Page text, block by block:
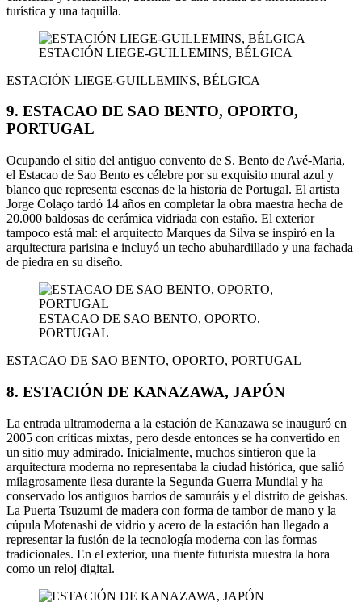
turística y una taquilla.
ESTACIÓN LIEGE-GUILLEMINS, BÉLGICA
ESTACIÓN LIEGE-GUILLEMINS, BÉLGICA
9. ESTACAO DE SAO BENTO, OPORTO,
PORTUGAL
Ocupando el sitio del antiguo convento de S. Bento de Avé-Maria,
el Estacao de Sao Bento es célebre por su exquisito mural azul y
blanco que representa escenas de la historia de Portugal. El artista
Jorge Colaço tardó 14 años en completar la obra maestra hecha de
20.000 baldosas de cerámica vidriada con estaño. El exterior
tampoco está mal: el arquitecto Marques da Silva se inspiró en la
arquitectura parisina e incluyó un techo abuhardillado y una fachada
de piedra en su diseño.
ESTACAO DE SAO BENTO, OPORTO,
PORTUGAL
ESTACAO DE SAO BENTO, OPORTO, PORTUGAL
8. ESTACIÓN DE KANAZAWA, JAPÓN
La entrada ultramoderna a la estación de Kanazawa se inauguró en
2005 con críticas mixtas, pero desde entonces se ha convertido en
un sitio muy admirado. Inicialmente, muchos sintieron que la
arquitectura moderna no representaba la ciudad histórica, que salió
milagrosamente ilesa durante la Segunda Guerra Mundial y ha
conservado los antiguos barrios de samuráis y el distrito de geishas.
La Puerta Tsuzumi de madera con forma de tambor de mano y la
cúpula Motenashi de vidrio y acero de la estación han llegado a
representar la fusión de la tecnología moderna con las formas
tradicionales. En el exterior, una fuente futurista muestra la hora
como un reloj digital.